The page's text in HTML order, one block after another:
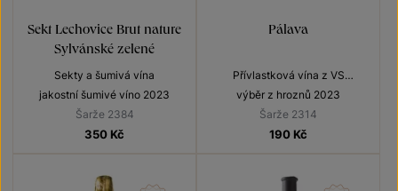
Sekt Lechovice Brut nature
Sylvánské zelené
Sekty a šumivá vína
jakostní šumivé víno 2023
Šarže 2384
350 Kč
Pálava
Přívlastková vína z VS
Lechovice
výběr z hroznů 2023
Šarže 2314
190 Kč